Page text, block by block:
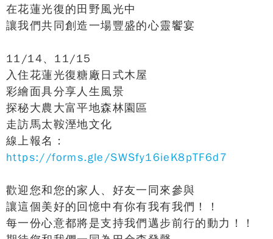
在花蓮光復的田野風光中
讓我們共同創造一場豐盛的心靈饗宴
11/14、11/15
入住花蓮光復糖廠日式木屋
彩繪面具分享人生風景
探秘大農大富平地森林園區
走訪馬太鞍溼地文化
線上報名：
https://forms.gle/SWSfy16ieK8pTF6d7
歡迎您和您的家人、好友一同來參與
讓這個美好的回憶中有你有我有我們！！
每一份心意都將是支持我們邁步前行的動力！！